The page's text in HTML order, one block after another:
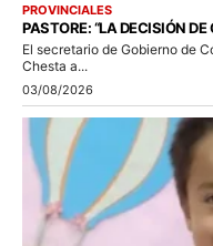
PROVINCIALES
PASTORE: “LA DECISIÓN
El secretario de Gobierno de
Chesta a...
03/08/2026